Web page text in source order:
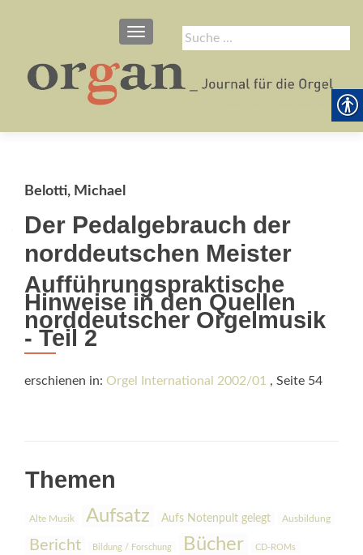
Suche
nach:
SCHALTE NAVIGATION
Belotti, Michael
Der Pedalgebrauch der
norddeutschen Meister
Aufführungspraktische
Hinweise in den Quellen
norddeutscher Orgelmusik
- Teil 2
erschienen in: Orgel International 2002/01 , Seite 54
Themen
Alte Musik Aufsatz Aufs Notenpult gelegt Ausbildung
Bericht Bildung / Forschung Bücher CD-ROMs